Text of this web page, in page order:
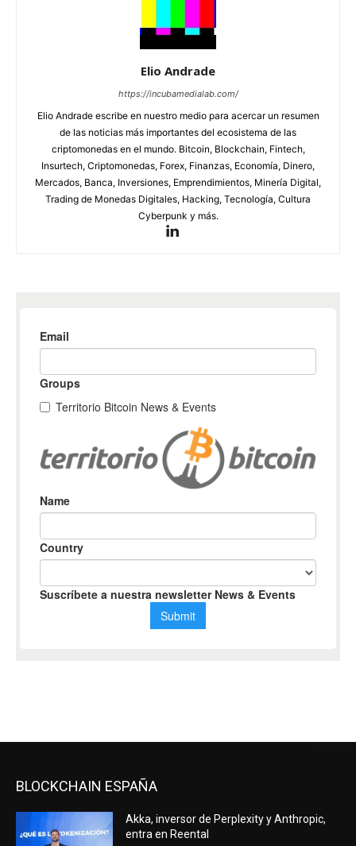
Elio Andrade
https://incubamedialab.com/
Elio Andrade escribe en nuestro medio para acercar un resumen
de las noticias más importantes del ecosistema de las
criptomonedas en el mundo. Bitcoin, Blockchain, Fintech,
Insurtech, Criptomonedas, Forex, Finanzas, Economía, Dinero,
Mercados, Banca, Inversiones, Emprendimientos, Minería Digital,
Trading de Monedas Digitales, Hacking, Tecnología, Cultura
Cyberpunk y más.
BLOCKCHAIN ESPAÑA
Akka, inversor de Perplexity y Anthropic,
entra en Reental